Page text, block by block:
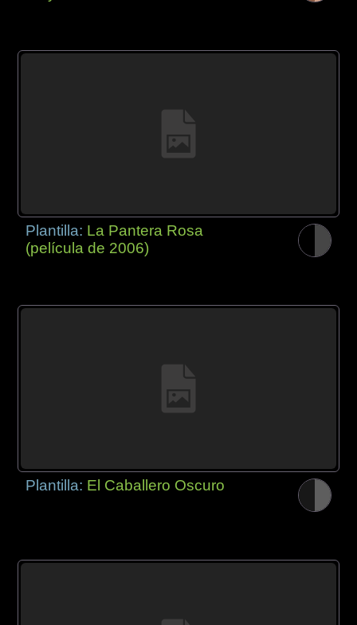
Plantilla: La Pantera Rosa
(película de 2006)
Plantilla: El Caballero Oscuro